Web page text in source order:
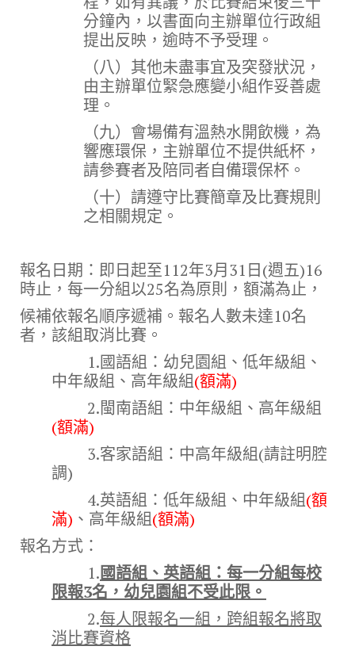
分鐘內，以書面向主辦單位行政組
提出反映，逾時不予受理。
（八）其他未盡事宜及突發狀況，
由主辦單位緊急應變小組作妥善處
理。
（九）會場備有溫熱水開飲機，為
響應環保，主辦單位不提供紙杯，
請參賽者及陪同者自備環保杯。
（十）請遵守比賽簡章及比賽規則
之相關規定。
報名日期：即日起至112年3月31日(週五)16
時止，每一分組以25名為原則，額滿為止，
候補依報名順序遞補。報名人數未達10名
者，該組取消比賽。
1.國語組：幼兒園組、低年級組、
中年級組、高年級組(額滿)
2.閩南語組：中年級組、高年級組
(額滿)
3.客家語組：中高年級組(請註明腔
調)
4.英語組：低年級組、中年級組(額
滿) 、高年級組(額滿)
報名方式：
1.國語組、英語組：每一分組每校
限報3名，幼兒園組不受此限。
2.每人限報名一組，跨組報名將取
消比賽資格